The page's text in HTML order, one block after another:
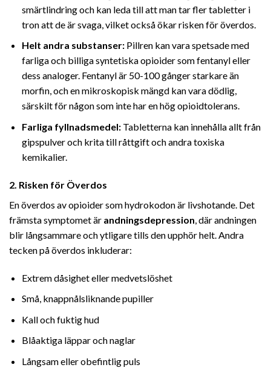
smärtlindring och kan leda till att man tar fler tabletter i
tron att de är svaga, vilket också ökar risken för överdos.
Helt andra substanser:Pillren kan vara spetsade med
farliga och billiga syntetiska opioider som fentanyl eller
dess analoger. Fentanyl är 50-100 gånger starkare än
morfin, och en mikroskopisk mängd kan vara dödlig,
särskilt för någon som inte har en hög opioidtolerans.
Farliga fyllnadsmedel:Tabletterna kan innehålla allt från
gipspulver och krita till råttgift och andra toxiska
kemikalier.
2. Risken för Överdos
En överdos av opioider som hydrokodon är livshotande. Det
främsta symptomet är andningsdepression , där andningen
blir långsammare och ytligare tills den upphör helt. Andra
tecken på överdos inkluderar:
Extrem dåsighet eller medvetslöshet
Små, knappnålsliknande pupiller
Kall och fuktig hud
Blåaktiga läppar och naglar
Långsam eller obefintlig puls